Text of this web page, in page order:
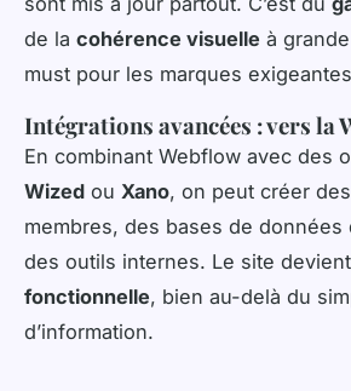
de la cohérence visuelle à
must pour les marques
Intégrations avancées : vers la
En combinant Webflow avec des
Wized ou Xano, on peut créer
membres, des bases de données
des outils internes. Le site
fonctionnelle, bien au-delà du
d’information.